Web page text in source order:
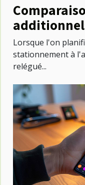
aéroports
Lorsque l'on
stationnement à
relégué...